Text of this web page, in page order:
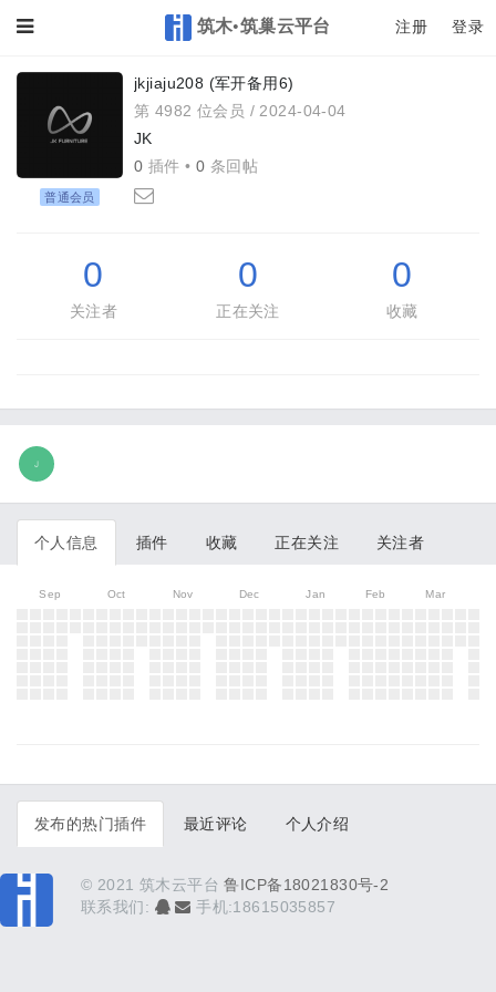
Toggle 筑木•筑巢云平台 注册 登录
普通会员
jkjiaju208 (军开备用6)
第 4982 位会员 / 2024-04-04
JK
0 插件 • 0 条回帖
0
关注者
0
正在关注
0
收藏
个人信息 插件 收藏 正在关注 关注者
Sep Oct Nov Dec Jan Feb Mar
发布的热门插件 最近评论 个人介绍
© 2021 筑木云平台鲁ICP备18021830号-2
联系我们:
手机:18615035857